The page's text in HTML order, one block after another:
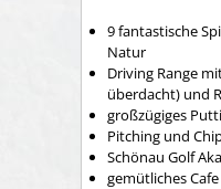
9 fantastische
Natur
Driving Range
überdacht) und
großzügiges
Pitching und
Schönau Golf
gemütliches